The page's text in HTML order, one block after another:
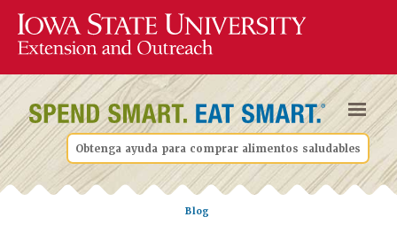
Obtenga ayuda para comprar alimentos saludables
Blog